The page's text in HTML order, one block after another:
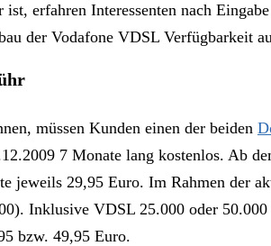
erfahren Interessenten nach
der Vodafone VDSL Verfügbarkeit
müssen Kunden einen der beiden
7 Monate lang kostenlos. Ab
jeweils 29,95 Euro. Im Rahmen der
Inklusive VDSL 25.000 oder
bzw. 49,95 Euro.